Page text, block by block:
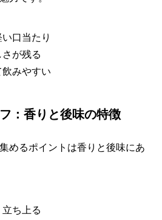
口当たり
が残る
みやすい
：香りと後味の特徴
めるポイントは香りと後味にあ
ち上る